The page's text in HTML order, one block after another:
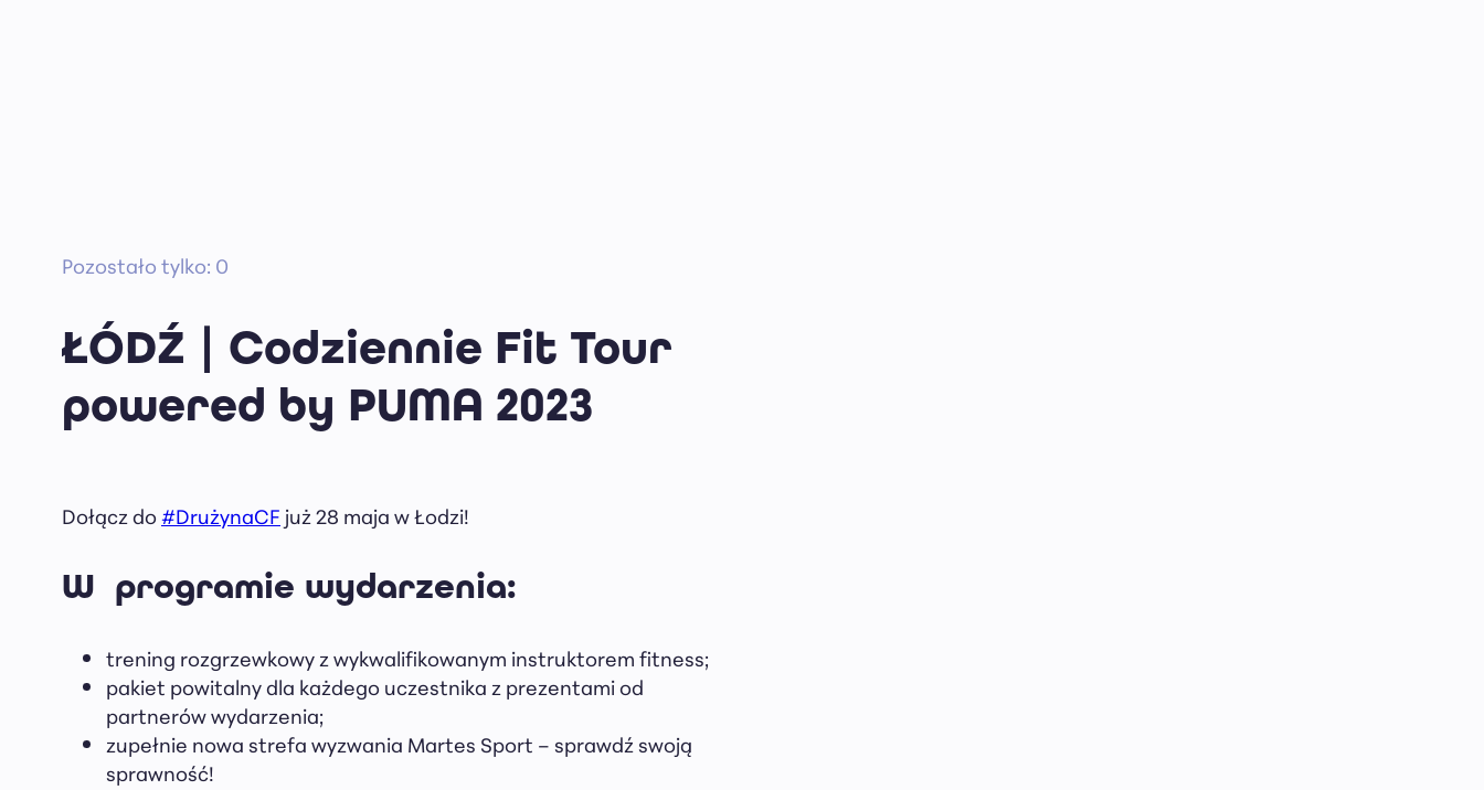
Pozostało tylko: 0
ŁÓDŹ | Codziennie Fit Tour
powered by PUMA 2023
Dołącz do#DrużynaCF już 28 maja w Łodzi!
W programie wydarzenia:
trening rozgrzewkowy z wykwalifikowanym instruktorem fitness;
pakiet powitalny dla każdego uczestnika z prezentami od
partnerów wydarzenia;
zupełnie nowa strefa wyzwania Martes Sport – sprawdź swoją
sprawność!